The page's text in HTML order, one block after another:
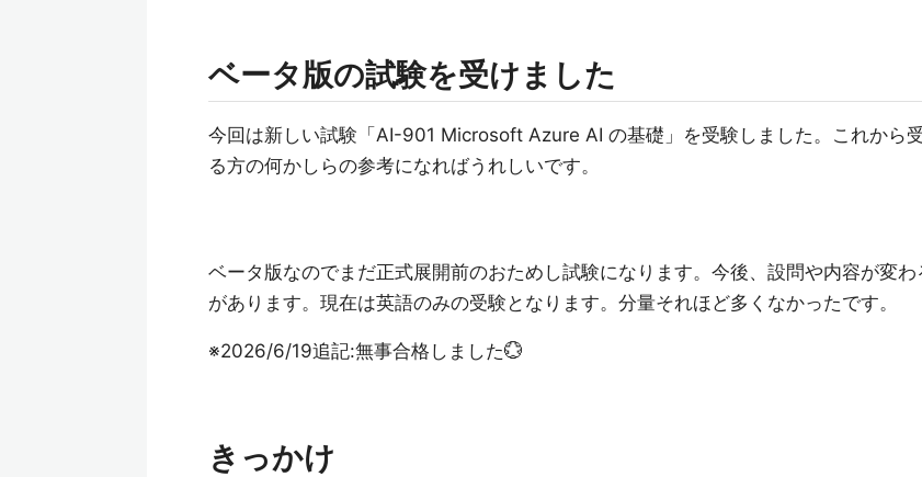
ベータ版の試験を受けました
今回は新しい試験「AI-901 Microsoft Azure AI の基礎」を受験しました。これから
る方の何かしらの参考になればうれしいです。
ベータ版なのでまだ正式展開前のおためし試験になります。今後、設問や内容が変わ
があります。現在は英語のみの受験となります。分量それほど多くなかったです。
※2026/6/19追記:無事合格しました💮
きっかけ